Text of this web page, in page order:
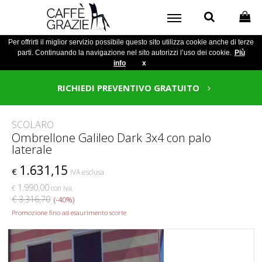
Per offrirti il miglior servizio possibile questo sito utilizza cookie anche di terze
parti. Continuando la navigazione nel sito autorizzi l’uso dei cookie. Più
info
x
RICHIEDI PREVENTIVO GRATUITO
SCOLARO
Ombrellone Galileo Dark 3x4 con palo
laterale
€ 1.631,15 IVA esclusa
€ 1.990,00con iva
€ 3.316,70 (-40%)
Promozione fino ad esaurimento scorte